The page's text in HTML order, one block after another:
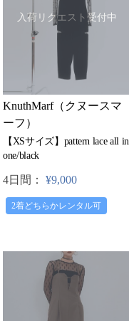
入荷リクエスト受付中
KnuthMarf（クヌースマ
ーフ）
【XSサイズ】pattern lace all in
one/black
4日間： ¥9,000
2着どちらかレンタル可